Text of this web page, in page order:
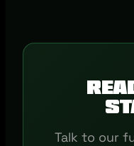
Talk to our